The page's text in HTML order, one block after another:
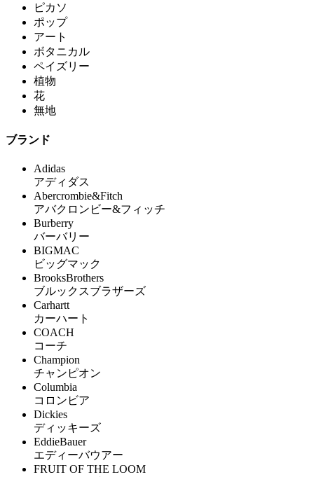
ピカソ
ポップ
アート
ボタニカル
ペイズリー
植物
花
無地
ブランド
Adidas
アディダス
Abercrombie&Fitch
アバクロンビー&フィッチ
Burberry
バーバリー
BIGMAC
ビッグマック
BrooksBrothers
ブルックスブラザーズ
Carhartt
カーハート
COACH
コーチ
Champion
チャンピオン
Columbia
コロンビア
Dickies
ディッキーズ
EddieBauer
エディーバウアー
FRUIT OF THE LOOM